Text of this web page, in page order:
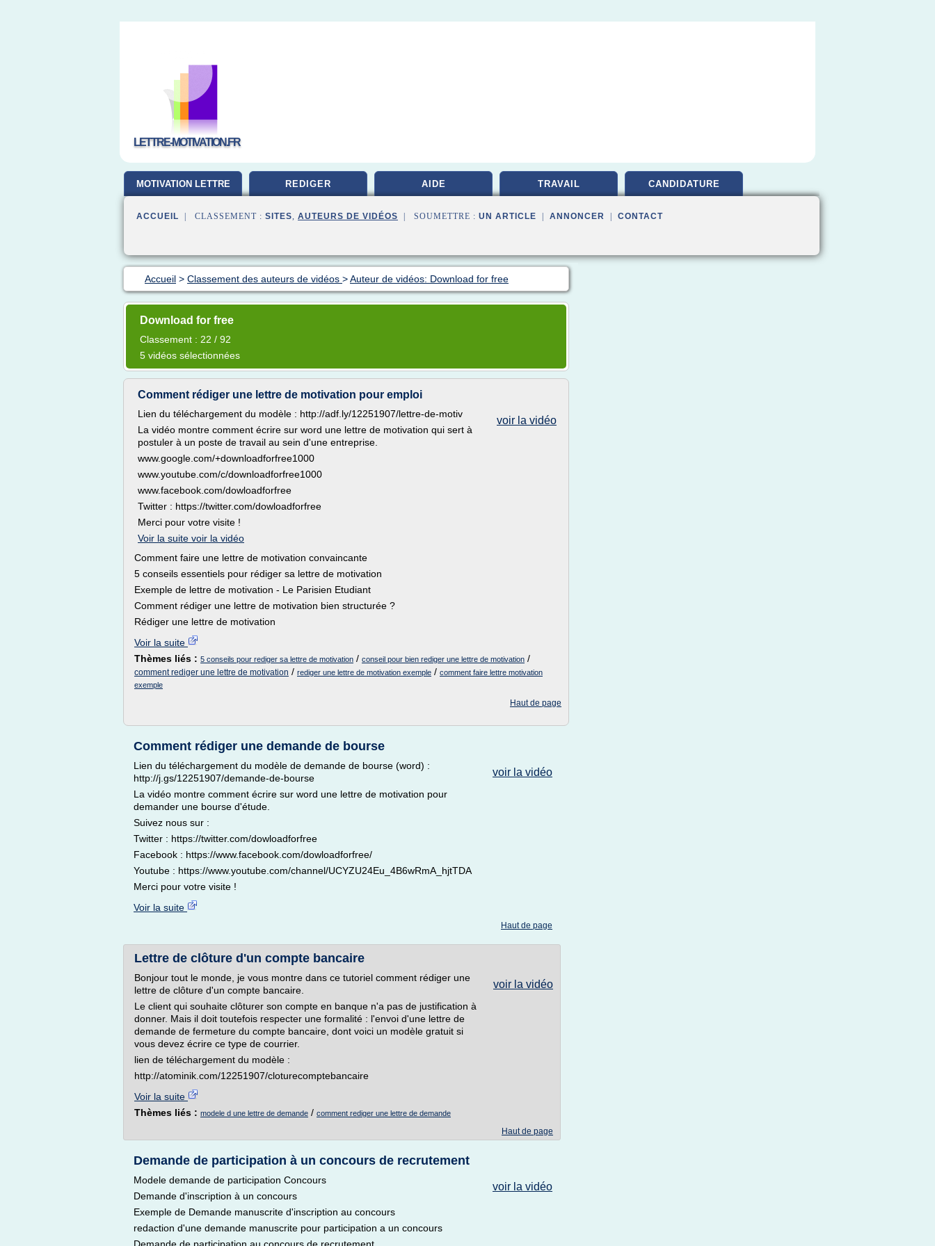
LETTRE-MOTIVATION.FR
MOTIVATION LETTRE REDIGER AIDE TRAVAIL CANDIDATURE
ACCUEIL | CLASSEMENT : SITES, AUTEURS DE VIDÉOS | SOUMETTRE : UN ARTICLE ANNONCER CONTACT
Accueil > Classement des auteurs de vidéos >Auteur de vidéos: Download for free
Download for free
Classement : 22 / 92
5 vidéos sélectionnées
Comment rédiger une lettre de motivation pour emploi
voir la vidéo
Lien du téléchargement du modèle : http://adf.ly/12251907/lettre-de-motiv
La vidéo montre comment écrire sur word une lettre de motivation qui sert à
postuler à un poste de travail au sein d'une entreprise.
www.google.com/+downloadforfree1000
www.youtube.com/c/downloadforfree1000
www.facebook.com/dowloadforfree
Twitter : https://twitter.com/dowloadforfree
Merci pour votre visite !
Voir la suite voir la vidéo
Comment faire une lettre de motivation convaincante
5 conseils essentiels pour rédiger sa lettre de motivation
Exemple de lettre de motivation - Le Parisien Etudiant
Comment rédiger une lettre de motivation bien structurée ?
Rédiger une lettre de motivation
Voir la suite
Thèmes liés : 5 conseils pour rediger sa lettre de motivation / conseil pour bien rediger une lettre de motivation /
comment rediger une lettre de motivation / rediger une lettre de motivation exemple / comment faire lettre motivation
exemple
Haut de page
Comment rédiger une demande de bourse
voir la vidéo
Lien du téléchargement du modèle de demande de bourse (word) :
http://j.gs/12251907/demande-de-bourse
La vidéo montre comment écrire sur word une lettre de motivation pour
demander une bourse d'étude.
Suivez nous sur :
Twitter : https://twitter.com/dowloadforfree
Facebook : https://www.facebook.com/dowloadforfree/
Youtube : https://www.youtube.com/channel/UCYZU24Eu_4B6wRmA_hjtTDA
Merci pour votre visite !
Voir la suite
Haut de page
Lettre de clôture d'un compte bancaire
voir la vidéo
Bonjour tout le monde, je vous montre dans ce tutoriel comment rédiger une
lettre de clôture d'un compte bancaire.
Le client qui souhaite clôturer son compte en banque n'a pas de justification à
donner. Mais il doit toutefois respecter une formalité : l'envoi d'une lettre de
demande de fermeture du compte bancaire, dont voici un modèle gratuit si
vous devez écrire ce type de courrier.
lien de téléchargement du modèle :
http://atominik.com/12251907/cloturecomptebancaire
Voir la suite
Thèmes liés : modele d une lettre de demande / comment rediger une lettre de demande
Haut de page
Demande de participation à un concours de recrutement
voir la vidéo
Modele demande de participation Concours
Demande d'inscription à un concours
Exemple de Demande manuscrite d'inscription au concours
redaction d'une demande manuscrite pour participation a un concours